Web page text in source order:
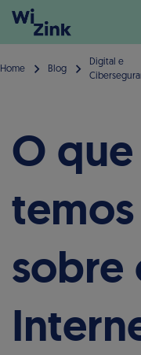
Home Blog
Digital e
O
sobre